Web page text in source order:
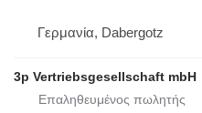
Γερμανία, Dabergotz
3p Vertriebsgesellschaft mbH